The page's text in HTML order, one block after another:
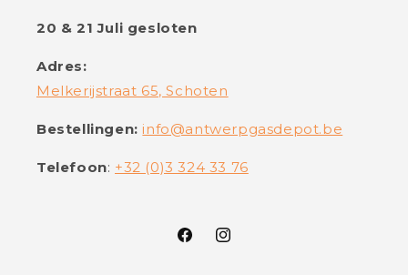
20 & 21 Juli gesloten
Adres:
Melkerijstraat 65, Schoten
Bestellingen: info@antwerpgasdepot.be
Telefoon: +32 (0)3 324 33 76
FacebookInstagram